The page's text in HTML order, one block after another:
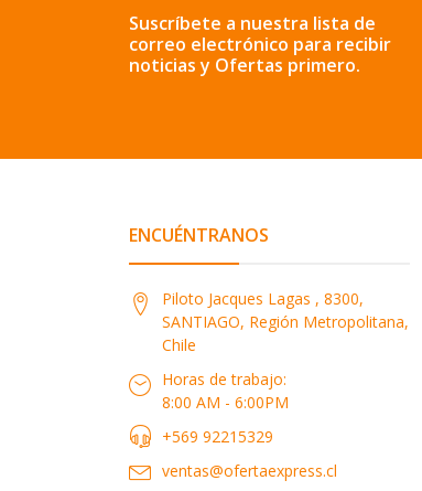
Suscríbete a nuestra lista de
correo electrónico para recibir
noticias y Ofertas primero.
ENCUÉNTRANOS
Piloto Jacques Lagas , 8300,
SANTIAGO, Región Metropolitana,
Chile
Horas de trabajo:
8:00 AM - 6:00PM
+569 92215329
ventas@ofertaexpress.cl